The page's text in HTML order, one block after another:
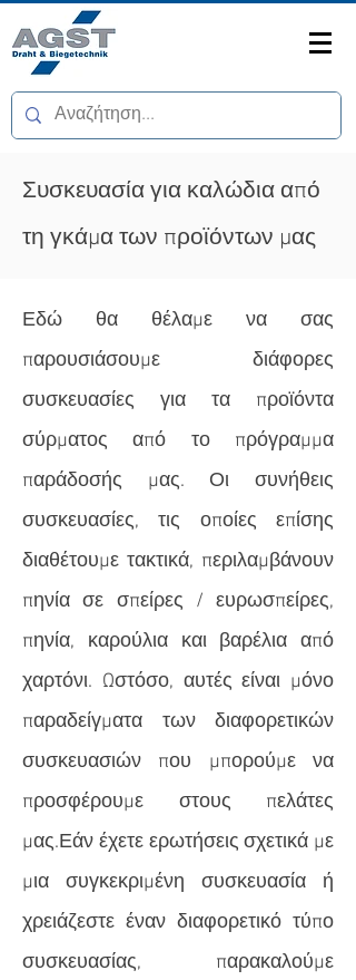
Συσκευασία για καλώδια από
τη γκάμα των προϊόντων μας
Εδώ θα θέλαμε να σας
παρουσιάσουμε διάφορες
συσκευασίες για τα προϊόντα
σύρματος από το πρόγραμμα
παράδοσής μας. Οι συνήθεις
συσκευασίες, τις οποίες επίσης
διαθέτουμε τακτικά, περιλαμβάνουν
πηνία σε σπείρες / ευρωσπείρες,
πηνία, καρούλια και βαρέλια από
χαρτόνι. Ωστόσο, αυτές είναι μόνο
παραδείγματα των διαφορετικών
συσκευασιών που μπορούμε να
προσφέρουμε στους πελάτες
μας.Εάν έχετε ερωτήσεις σχετικά με
μια συγκεκριμένη συσκευασία ή
χρειάζεστε έναν διαφορετικό τύπο
συσκευασίας, παρακαλούμε